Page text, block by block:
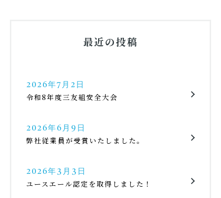
最近の投稿
2026年7月2日
令和8年度三友組安全大会
2026年6月9日
弊社従業員が受賞いたしました。
2026年3月3日
ユースエール認定を取得しました！